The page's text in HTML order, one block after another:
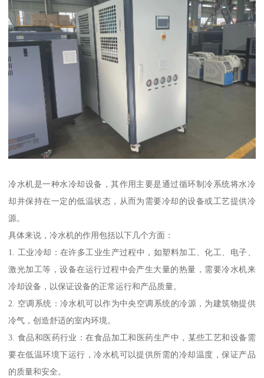
冷水机是一种水冷却设备，其作用主要是通过循环制冷系统将水冷
却并保持在一定的低温状态，从而为需要冷却的设备或工艺提供冷
源。
具体来说，冷水机的作用包括以下几个方面：
1. 工业冷却：在许多工业生产过程中，如塑料加工、化工、电子、
激光加工等，设备在运行过程中会产生大量的热量，需要冷水机来
冷却设备，以保证设备的正常运行和产品质量。
2. 空调系统：冷水机可以作为中央空调系统的冷源，为建筑物提供
冷气，创造舒适的室内环境。
3. 食品和医药行业：在食品加工和医药生产中，某些工艺和设备需
要在低温环境下运行，冷水机可以提供所需的冷却温度，保证产品
的质量和安全。